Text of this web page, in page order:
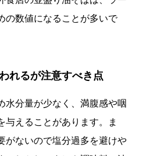
の数値になることが多いで
れるが注意すべき点
水分量が少なく、満腹感や咽
与えることがあります。ま
がないので塩分過多を避けや